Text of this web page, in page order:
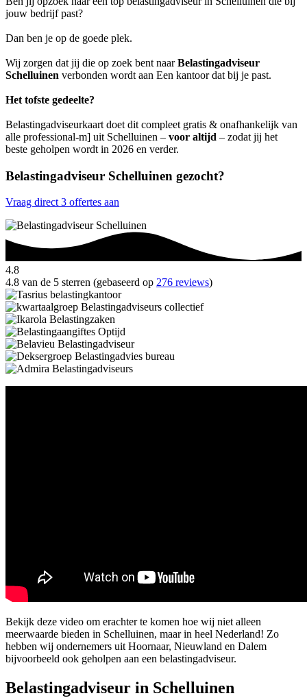
jouw bedrijf past?
Dan ben je op de goede plek.
Wij zorgen dat jij die op zoek bent naarBelastingadviseur
Schelluinen verbonden wordt aan Een kantoor dat bij je past.
Het tofste gedeelte?
Belastingadviseurkaart doet dit compleet gratis & onafhankelijk van
alle professional-m] uit Schelluinen – voor altijd – zodat jij het
beste geholpen wordt in 2026 en verder.
Belastingadviseur Schelluinen gezocht?
Vraag direct 3 offertes aan
4.8
4.8 van de 5 sterren (gebaseerd op 276 reviews)
Bekijk deze video om erachter te komen hoe wij niet alleen
meerwaarde bieden in Schelluinen, maar in heel Nederland! Zo
hebben wij ondernemers uit Hoornaar, Nieuwland en Dalem
bijvoorbeeld ook geholpen aan een belastingadviseur.
Belastingadviseur in Schelluinen